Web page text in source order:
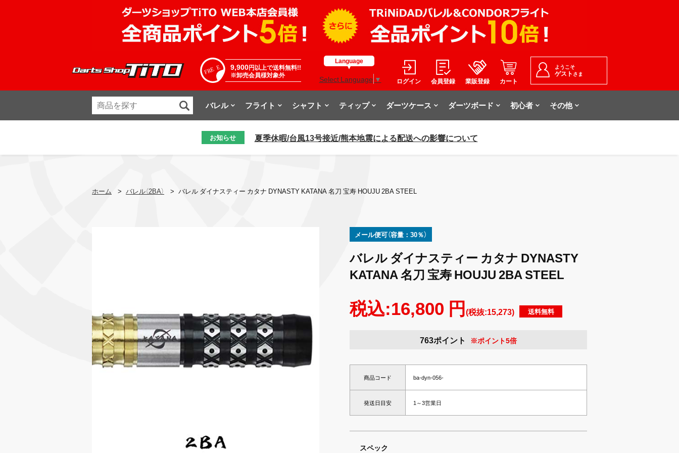
9,900円以上で送料無料!!
※卸売会員様対象外
Language
Select Language ▼ ログイン 会員登録 業販登録 カート
ようこそ
ゲスト さま
バレル フライト シャフト ティップ ダーツケース ダーツボード 初心者 その他
お知らせ 夏季休暇/台風13号接近/熊本地震による配送への影響について
ホーム > バレル（2BA） > バレル ダイナスティー カタナ DYNASTY KATANA 名刀 宝寿 HOUJU 2BA STEEL
メール便可（容量：30％）
バレル ダイナスティー カタナ DYNASTY
KATANA 名刀 宝寿 HOUJU 2BA STEEL
税込:16,800 円(税抜:15,273) 送料無料
763ポイント ※ポイント5倍
商品コード ba-dyn-056-
発送日目安 1～3営業日
スペック